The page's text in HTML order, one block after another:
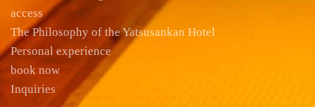
access
The Philosophy of the Yatsusankan Hotel
Personal experience
book now
Inquiries